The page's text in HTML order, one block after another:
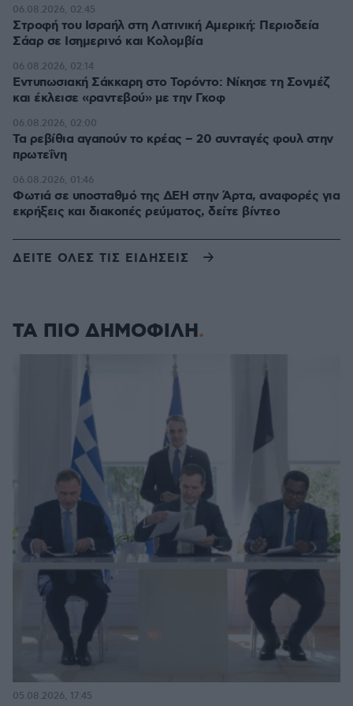
Στροφή του Ισραήλ στη Λατινική Αμερική: Περιοδεία
Σάαρ σε Ισημερινό και Κολομβία
06.08.2026, 02:45
Εντυπωσιακή Σάκκαρη στο Τορόντο: Νίκησε τη Σονμέζ
και έκλεισε «ραντεβού» με την Γκοφ
06.08.2026, 02:14
Τα ρεβίθια αγαπούν το κρέας – 20 συνταγές φουλ στην
πρωτεΐνη
06.08.2026, 02:00
Φωτιά σε υποσταθμό της ΔΕΗ στην Άρτα, αναφορές για
εκρήξεις και διακοπές ρεύματος, δείτε βίντεο
06.08.2026, 01:46
ΔΕΙΤΕ ΟΛΕΣ ΤΙΣ ΕΙΔΗΣΕΙΣ
ΤΑ ΠΙΟ ΔΗΜΟΦΙΛΗ
05.08.2026, 17:45